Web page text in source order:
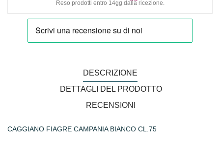
Reso prodotti entro 14gg dalla ricezione.
DESCRIZIONE
DETTAGLI DEL PRODOTTO
RECENSIONI
CAGGIANO FIAGRE CAMPANIA BIANCO CL.75